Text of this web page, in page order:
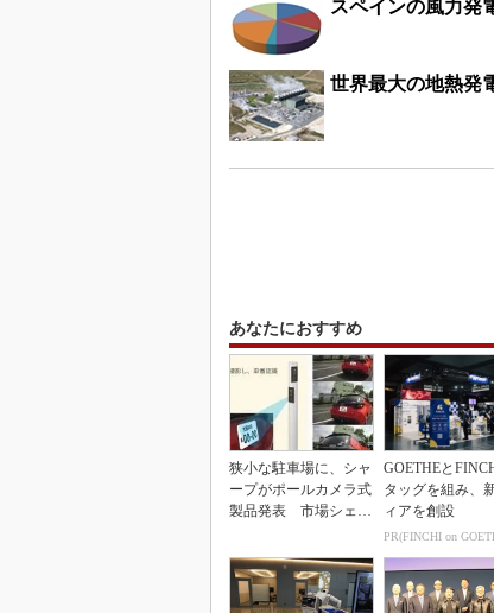
スペインの風力発
世界最大の地熱発
あなたにおすすめ
狭小な駐車場に、シャ
ープがポールカメラ式
製品発表 市場シェア
GOETHEと
タッグを組み、
ィアを創設
PR(FINCHI on